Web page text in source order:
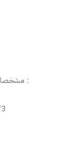
مشخصات دریافت شبکه ایران فردا در ماهواره ترکمنعالم :